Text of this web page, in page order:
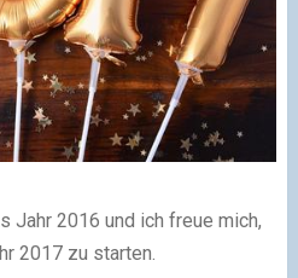
Jahr 2016 und ich freue mich,
2017 zu starten.